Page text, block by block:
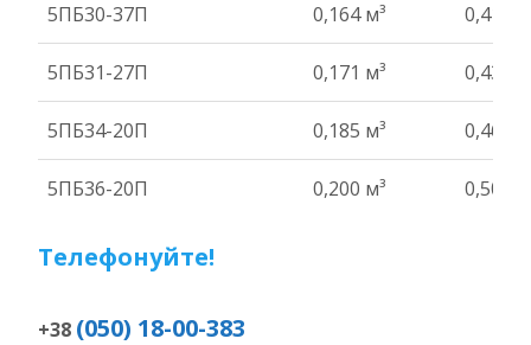
5ПБ30-37П 0,164 м³ 0,41 т
5ПБ31-27П 0,171 м³ 0,43 т
5ПБ34-20П 0,185 м³ 0,46 т
5ПБ36-20П 0,200 м³ 0,50 т
Телефонуйте!
+38 (050) 18-00-383